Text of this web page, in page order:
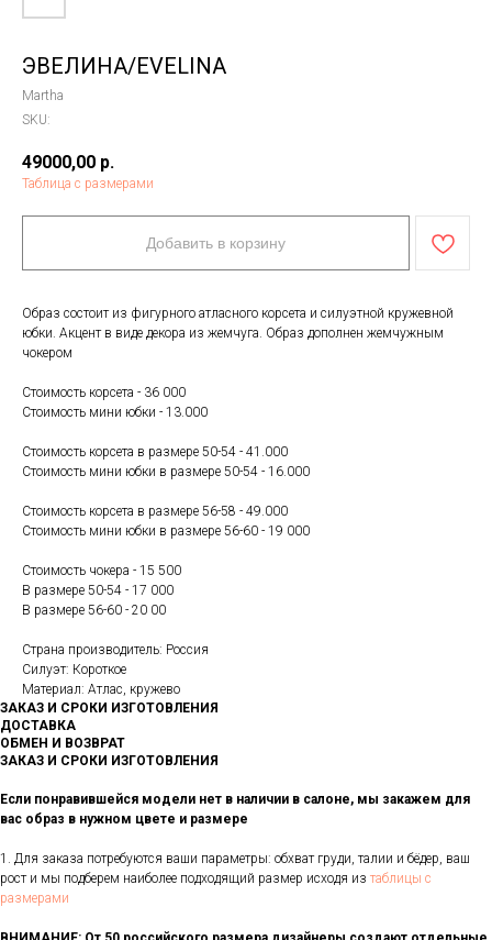
ЭВЕЛИНА/EVELINA
Martha
SKU:
49000,00 р.
Таблица с размерами
Добавить в корзину
Образ состоит из фигурного атласного корсета и силуэтной кружевной
юбки. Акцент в виде декора из жемчуга. Образ дополнен жемчужным
чокером
Стоимость корсета - 36 000
Стоимость мини юбки - 13.000
Стоимость корсета в размере 50-54 - 41.000
Стоимость мини юбки в размере 50-54 - 16.000
Стоимость корсета в размере 56-58 - 49.000
Стоимость мини юбки в размере 56-60 - 19 000
Стоимость чокера - 15 500
В размере 50-54 - 17 000
В размере 56-60 - 20 00
Страна производитель: Россия
Силуэт: Короткое
Материал: Атлас, кружево
ЗАКАЗ И СРОКИ ИЗГОТОВЛЕНИЯ
ДОСТАВКА
ОБМЕН И ВОЗВРАТ
ЗАКАЗ И СРОКИ ИЗГОТОВЛЕНИЯ
Если понравившейся модели нет в наличии в салоне, мы закажем для
вас образ в нужном цвете и размере
1. Для заказа потребуются ваши параметры: обхват груди, талии и бёдер, ваш
рост и мы подберем наиболее подходящий размер исходя из таблицы с
размерами